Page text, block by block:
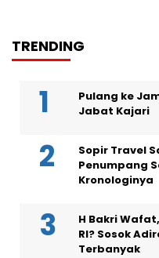
TRENDING
Pulang ke
Jabat Kajari
Sopir Travel
Penumpang
Kronologinya
H Bakri
RI? Sosok
Terbanyak